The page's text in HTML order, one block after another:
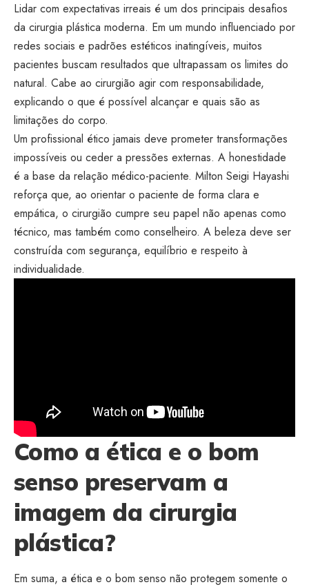
Lidar com expectativas irreais é um dos principais desafios
da cirurgia plástica moderna. Em um mundo influenciado por
redes sociais e padrões estéticos inatingíveis, muitos
pacientes buscam resultados que ultrapassam os limites do
natural. Cabe ao cirurgião agir com responsabilidade,
explicando o que é possível alcançar e quais são as
limitações do corpo.
Um profissional ético jamais deve prometer transformações
impossíveis ou ceder a pressões externas. A honestidade
é a base da relação médico-paciente. Milton Seigi Hayashi
reforça que, ao orientar o paciente de forma clara e
empática, o cirurgião cumpre seu papel não apenas como
técnico, mas também como conselheiro. A beleza deve ser
construída com segurança, equilíbrio e respeito à
individualidade.
Como a ética e o bom
senso preservam a
imagem da cirurgia
plástica?
Em suma, a ética e o bom senso não protegem somente o